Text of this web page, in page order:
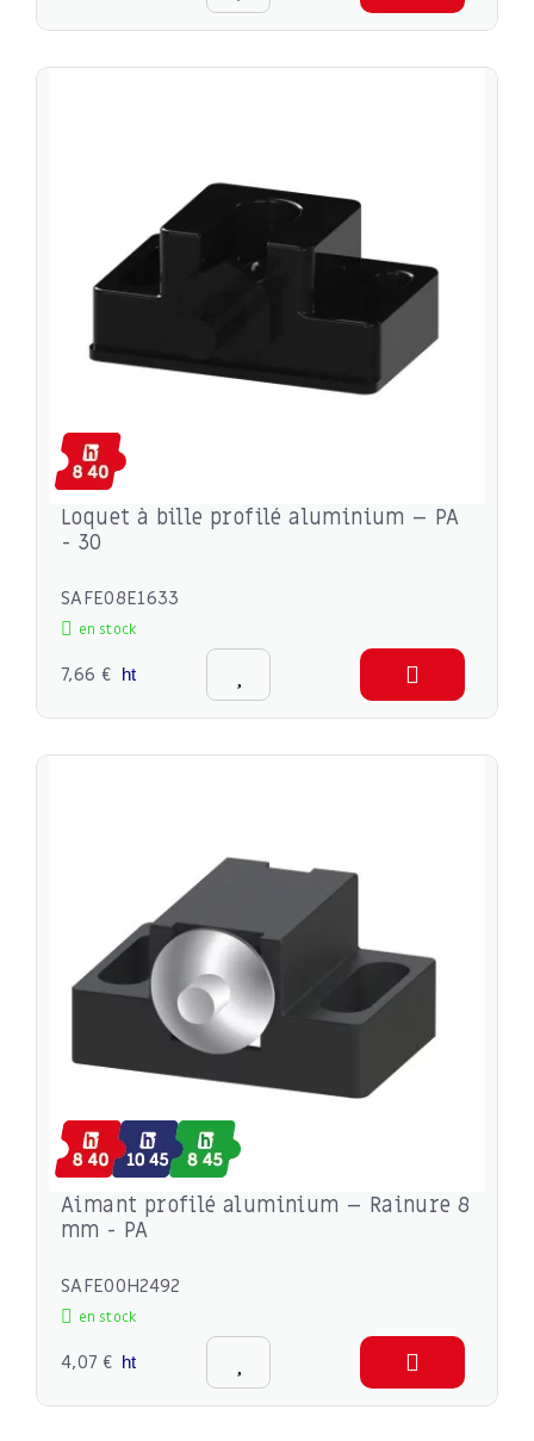
Loquet à bille profilé aluminium – PA
- 30
SAFE08E1633
en stock
7,66 € ht
Aimant profilé aluminium – Rainure 8
mm - PA
SAFE00H2492
en stock
4,07 € ht